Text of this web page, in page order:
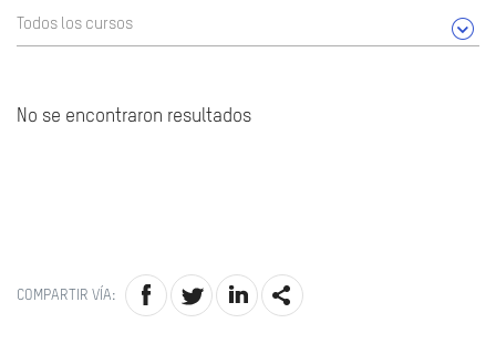
Todos los cursos
No se encontraron resultados
COMPARTIR VÍA: